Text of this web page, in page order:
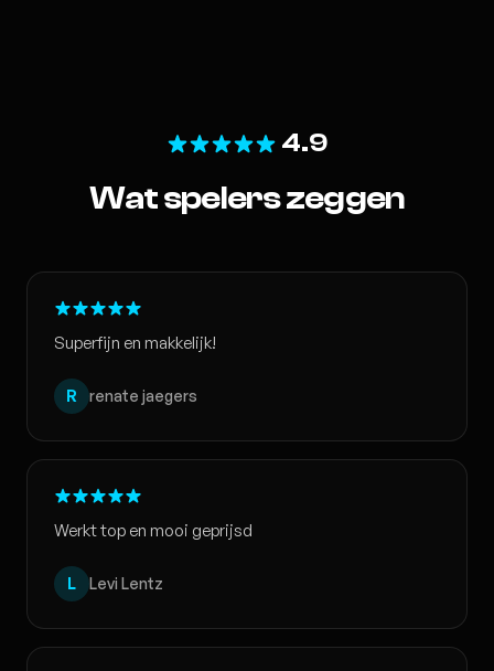
4.9
Wat spelers zeggen
Superfijn en makkelijk!
R renate jaegers
Werkt top en mooi geprijsd
L Levi Lentz